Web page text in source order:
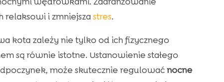
relaksowi i zmniejsza stres.
kota zależy nie tylko od ich fizycznego
są równie istotne. Ustanowienie stałego
może skutecznie regulowaćnocne